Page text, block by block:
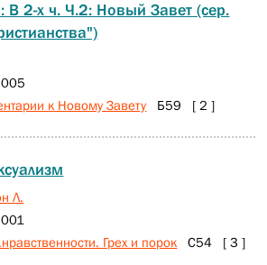
2-х ч. Ч.2: Новый Завет (сер.
к Новому Завету Б59 [ 2 ]
Л.
Грех и порок С54 [ 3 ]